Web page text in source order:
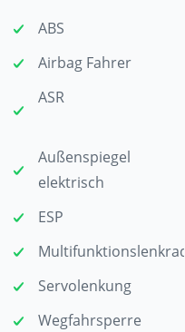
ABS
Airbag Fahrer
ASR
Außenspiegel
elektrisch
ESP
Multifunktionslenkrad
Servolenkung
Wegfahrsperre